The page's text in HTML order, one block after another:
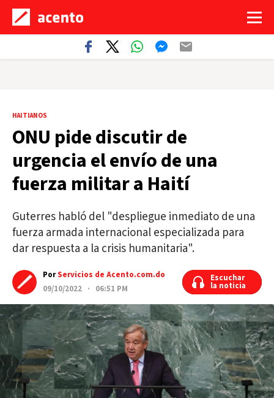
HAITIANOS
ONU pide discutir de
urgencia el envío de una
fuerza militar a Haití
Guterres habló del "despliegue inmediato de una
fuerza armada internacional especializada para
dar respuesta a la crisis humanitaria".
PorServicios de Acento.com.do
09/10/2022 · 06:51 PM
Escuchar
la noticia
Escuchar
la noticia